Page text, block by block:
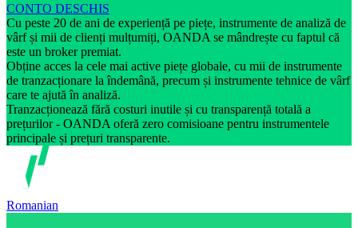
CONTO DESCHIS
Cu peste 20 de ani de experiență pe piețe, instrumente de analiză de
vârf și mii de clienți mulțumiți, OANDA se mândrește cu faptul că
este un broker premiat.
Obține acces la cele mai active piețe globale, cu mii de instrumente
de tranzacționare la îndemână, precum și instrumente tehnice de vârf
care te ajută în analiză.
Tranzacționează fără costuri inutile și cu transparență totală a
prețurilor - OANDA oferă zero comisioane pentru instrumentele
principale și prețuri transparente.
Romanian